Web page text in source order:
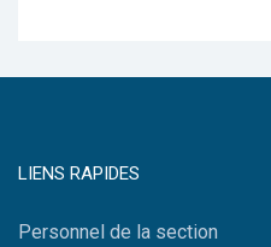
LIENS RAPIDES
Personnel de la section